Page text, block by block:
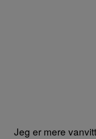
Jeg er mere